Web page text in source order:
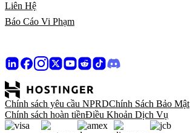
Liên Hệ
Báo Cáo Vi Phạm
Chính sách yêu cầu NPRDChính Sách Bảo Mật
Chính sách hoàn tiềnĐiều Khoản Dịch Vụ